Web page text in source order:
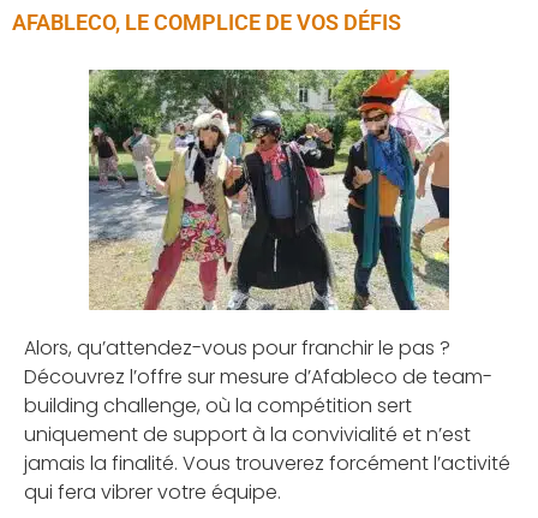
AFABLECO, LE COMPLICE DE VOS DÉFIS
Alors, qu’attendez-vous pour franchir le pas ?
Découvrez l’offre sur mesure d’Afableco de team-
building challenge, où la compétition sert
uniquement de support à la convivialité et n’est
jamais la finalité. Vous trouverez forcément l’activité
qui fera vibrer votre équipe.